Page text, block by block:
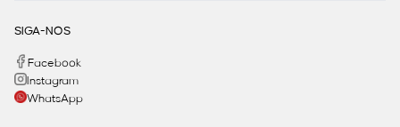
SIGA-NOS
Facebook
Instagram
WhatsApp